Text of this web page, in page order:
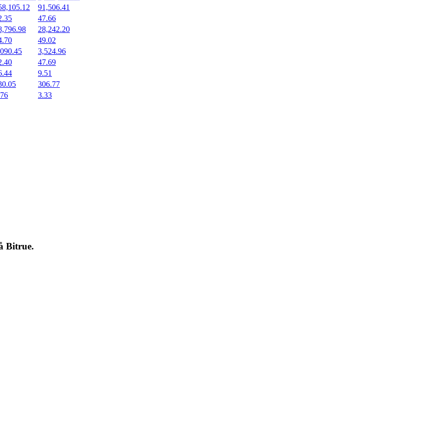
91,506.41
47.66
28,242.20
49.02
3,524.96
47.69
9.51
306.77
3.33
Bitrue.